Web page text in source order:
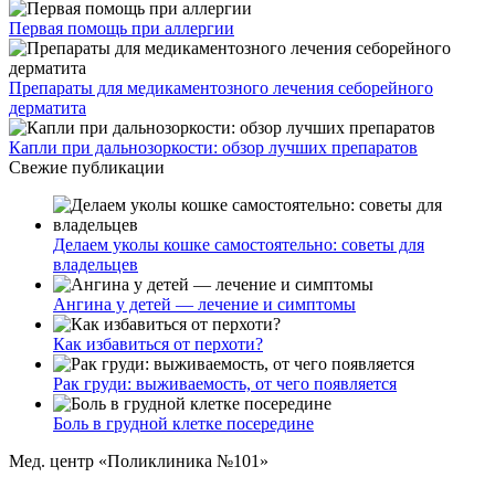
Первая помощь при аллергии
Препараты для медикаментозного лечения себорейного
дерматита
Капли при дальнозоркости: обзор лучших препаратов
Свежие публикации
Делаем уколы кошке самостоятельно: советы для
владельцев
Ангина у детей — лечение и симптомы
Как избавиться от перхоти?
Рак груди: выживаемость, от чего появляется
Боль в грудной клетке посередине
Мед. центр «Поликлиника №101»